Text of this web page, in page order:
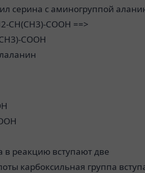
серина с аминогруппой
CH(CH3)-COOH ==>
COOH
в реакцию вступают две
карбоксильная группа